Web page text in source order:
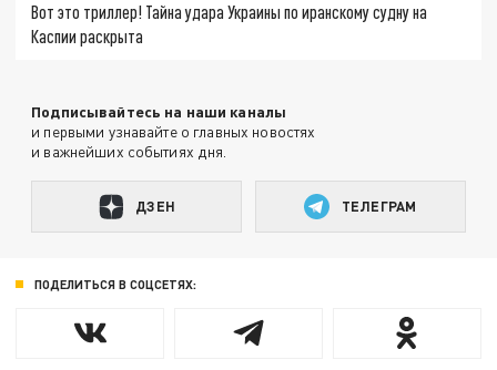
Вот это триллер! Тайна удара Украины по иранскому судну на
Каспии раскрыта
Подписывайтесь на наши каналы
и первыми узнавайте о главных новостях
и важнейших событиях дня.
ДЗЕН ТЕЛЕГРАМ
ПОДЕЛИТЬСЯ В СОЦСЕТЯХ: